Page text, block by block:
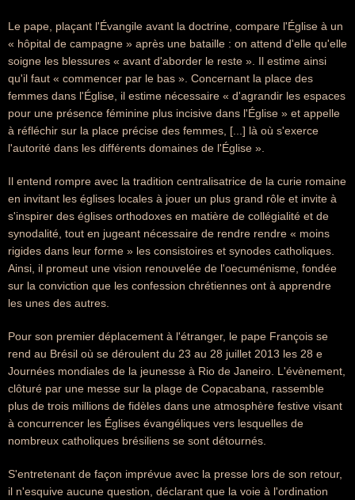
Le pape, plaçant l'Évangile avant la doctrine, compare l'Église à un
« hôpital de campagne » après une bataille : on attend d'elle qu'elle
soigne les blessures « avant d'aborder le reste ». Il estime ainsi
qu'il faut « commencer par le bas ». Concernant la place des
femmes dans l'Église, il estime nécessaire « d'agrandir les espaces
pour une présence féminine plus incisive dans l'Église » et appelle
à réfléchir sur la place précise des femmes, [...] là où s'exerce
l'autorité dans les différents domaines de l'Église ».
Il entend rompre avec la tradition centralisatrice de la curie romaine
en invitant les églises locales à jouer un plus grand rôle et invite à
s'inspirer des églises orthodoxes en matière de collégialité et de
synodalité, tout en jugeant nécessaire de rendre rendre « moins
rigides dans leur forme » les consistoires et synodes catholiques.
Ainsi, il promeut une vision renouvelée de l'oecuménisme, fondée
sur la conviction que les confession chrétiennes ont à apprendre
les unes des autres.
Pour son premier déplacement à l'étranger, le pape François se
rend au Brésil où se déroulent du 23 au 28 juillet 2013 les 28 e
Journées mondiales de la jeunesse à Rio de Janeiro. L'évènement,
clôturé par une messe sur la plage de Copacabana, rassemble
plus de trois millions de fidèles dans une atmosphère festive visant
à concurrencer les Églises évangéliques vers lesquelles de
nombreux catholiques brésiliens se sont détournés.
S'entretenant de façon imprévue avec la presse lors de son retour,
il n'esquive aucune question, déclarant que la voie à l'ordination